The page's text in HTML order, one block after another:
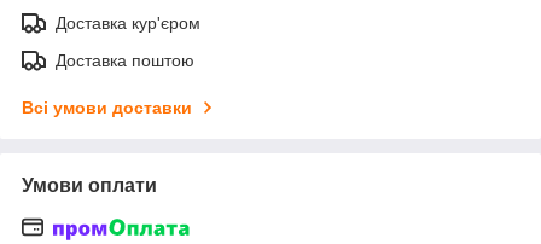
Доставка кур'єром
Доставка поштою
Всі умови доставки
Умови оплати